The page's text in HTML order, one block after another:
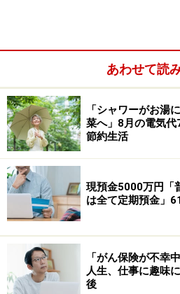
2026年の夏ボーナスについて
い、額面で40万円」と予想。金
り変わらなさそう」とのことです
その理由として「従業員は昇給
も取りづらい。私は正社員だけ
トはボーナスなし」のため期
す。
ちなみに、ここ最近の夏ボーナ
あわせて読
「シャワーがお湯
菜へ」8月の電気
節約生活
現預金5000万円「
は全て定期預金」
「がん保険が不幸
人生、仕事に趣味
後